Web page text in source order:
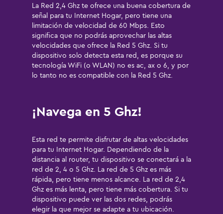
La Red 2,4 Ghz te ofrece una buena cobertura de
señal para tu Internet Hogar, pero tiene una
limitación de velocidad de 60 Mbps. Esto
significa que no podrás aprovechar las altas
velocidades que ofrece la Red 5 Ghz. Si tu
dispositivo solo detecta esta red, es porque su
tecnología WiFi (o WLAN) no es ac, ax o 6, y por
lo tanto no es compatible con la Red 5 Ghz.
¡Navega en 5 Ghz!
Esta red te permite disfrutar de altas velocidades
para tu Internet Hogar. Dependiendo de la
distancia al router, tu dispositivo se conectará a la
red de 2, 4 o 5 Ghz. La red de 5 Ghz es más
rápida, pero tiene menos alcance. La red de 2,4
Ghz es más lenta, pero tiene más cobertura. Si tu
dispositivo puede ver las dos redes, podrás
elegir la que mejor se adapte a tu ubicación.